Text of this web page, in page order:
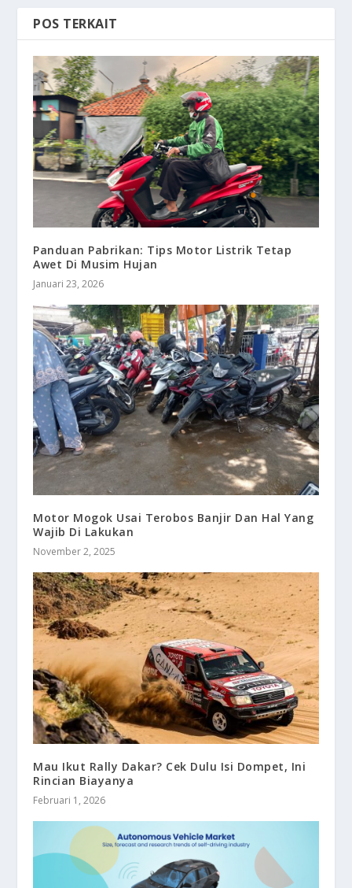
POS TERKAIT
Panduan Pabrikan: Tips Motor Listrik Tetap
Awet Di Musim Hujan
Januari 23, 2026
Motor Mogok Usai Terobos Banjir Dan Hal Yang
Wajib Di Lakukan
November 2, 2025
Mau Ikut Rally Dakar? Cek Dulu Isi Dompet, Ini
Rincian Biayanya
Februari 1, 2026